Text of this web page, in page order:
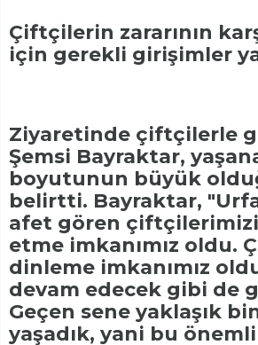
Çiftçilerin zararının
için gerekli girişimler
Ziyaretinde çiftçilerle
Şemsi Bayraktar,
boyutunun büyük
belirtti. Bayraktar,
afet gören
etme imkanımız oldu.
dinleme imkanımız
devam edecek gibi de
Geçen sene yaklaşık
yaşadık, yani bu